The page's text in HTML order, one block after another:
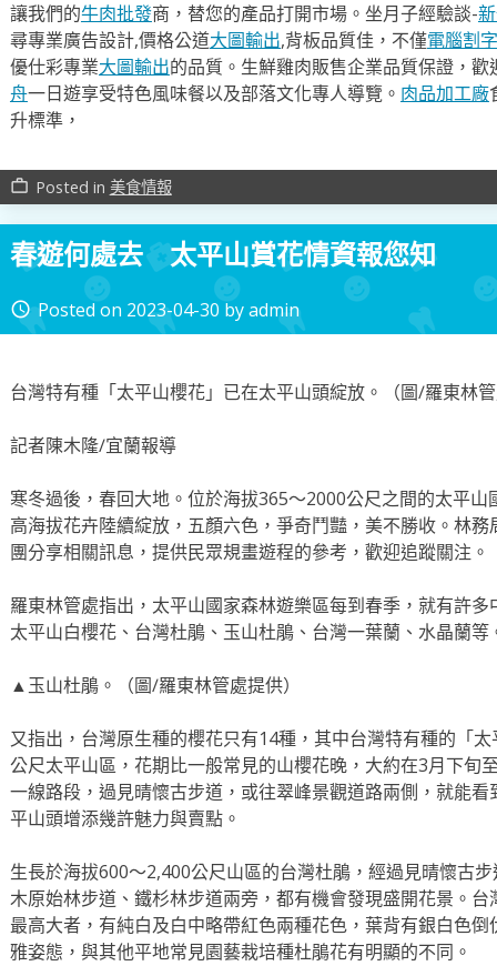
讓我們的牛肉批發商，替您的產品打開市場。坐月子經驗談-
尋專業廣告設計,價格公道大圖輸出,背板品質佳，不僅電腦割字
優仕彩專業大圖輸出的品質。生鮮雞肉販售企業品質保證，歡
舟一日遊享受特色風味餐以及部落文化專人導覽。 肉品加工廠
升標準，
work_outline Posted in 美食情報
春遊何處去 太平山賞花情資報您知
access_time Posted on 2023-04-30 byadmin
台灣特有種「太平山櫻花」已在太平山頭綻放。（圖∕羅東林
記者陳木隆∕宜蘭報導
寒冬過後，春回大地。位於海拔365～2000公尺之間的太平
高海拔花卉陸續綻放，五顏六色，爭奇鬥豔，美不勝收。林
團分享相關訊息，提供民眾規畫遊程的參考，歡迎追蹤關注。
羅東林管處指出，太平山國家森林遊樂區每到春季，就有許
太平山白櫻花、台灣杜鵑、玉山杜鵑、台灣一葉蘭、水晶蘭等
▲玉山杜鵑。（圖∕羅東林管處提供）
又指出，台灣原生種的櫻花只有14種，其中台灣特有種的「
公尺太平山區，花期比一般常見的山櫻花晚，大約在3月下旬
一線路段，過見晴懷古步道，或往翠峰景觀道路兩側，就能
平山頭增添幾許魅力與賣點。
生長於海拔600～2,400公尺山區的台灣杜鵑，經過見晴懷古
木原始林步道、鐵杉林步道兩旁，都有機會發現盛開花景。
最高大者，有純白及白中略帶紅色兩種花色，葉背有銀白色
雅姿態，與其他平地常見園藝栽培種杜鵑花有明顯的不同。